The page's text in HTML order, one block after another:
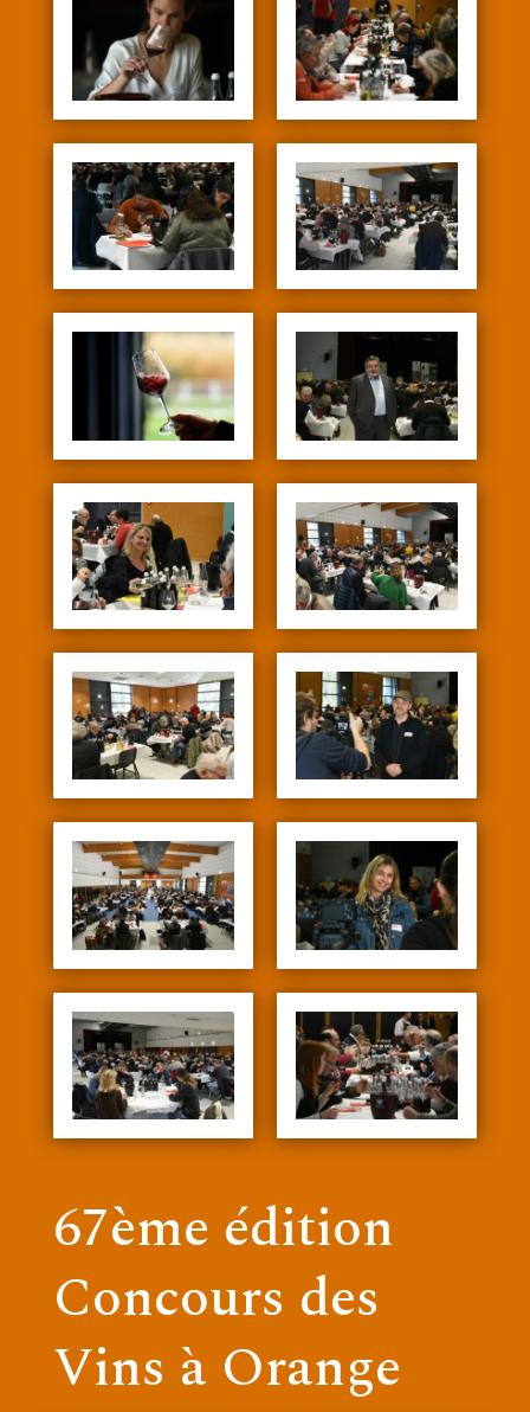
67ème édition
Concours des
Vins à Orange